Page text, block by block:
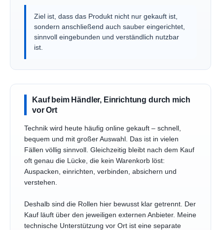
Ziel ist, dass das Produkt nicht nur gekauft ist,
sondern anschließend auch sauber eingerichtet,
sinnvoll eingebunden und verständlich nutzbar
ist.
Kauf beim Händler, Einrichtung durch mich
vor Ort
Technik wird heute häufig online gekauft – schnell,
bequem und mit großer Auswahl. Das ist in vielen
Fällen völlig sinnvoll. Gleichzeitig bleibt nach dem Kauf
oft genau die Lücke, die kein Warenkorb löst:
Auspacken, einrichten, verbinden, absichern und
verstehen.
Deshalb sind die Rollen hier bewusst klar getrennt. Der
Kauf läuft über den jeweiligen externen Anbieter. Meine
technische Unterstützung vor Ort ist eine separate